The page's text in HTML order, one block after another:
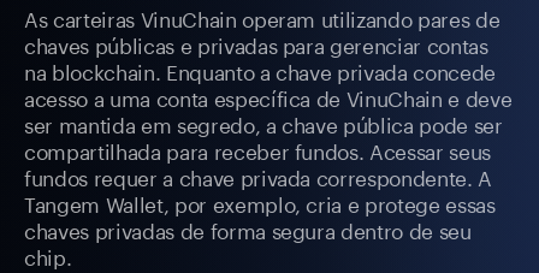
As carteiras VinuChain operam utilizando pares de
chaves públicas e privadas para gerenciar contas
na blockchain. Enquanto a chave privada concede
acesso a uma conta específica de VinuChain e deve
ser mantida em segredo, a chave pública pode ser
compartilhada para receber fundos. Acessar seus
fundos requer a chave privada correspondente. A
Tangem Wallet, por exemplo, cria e protege essas
chaves privadas de forma segura dentro de seu
chip.